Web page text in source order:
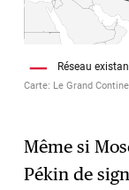
Même si
Pékin de